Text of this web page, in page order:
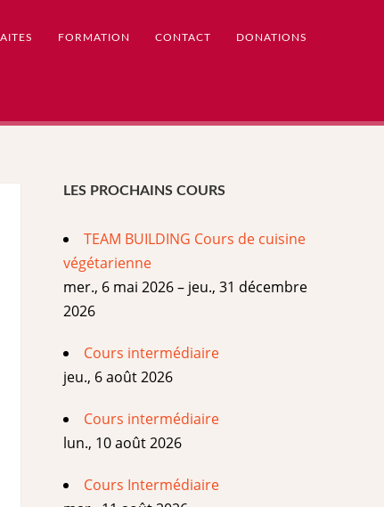
FORMATION CONTACT DONATIONS
LES PROCHAINS COURS
TEAM BUILDING Cours de cuisine
végétarienne
mer., 6 mai 2026 – jeu., 31 décembre
2026
Cours intermédiaire
jeu., 6 août 2026
Cours intermédiaire
lun., 10 août 2026
Cours Intermédiaire